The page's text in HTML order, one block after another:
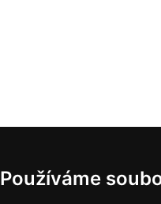
Používáme